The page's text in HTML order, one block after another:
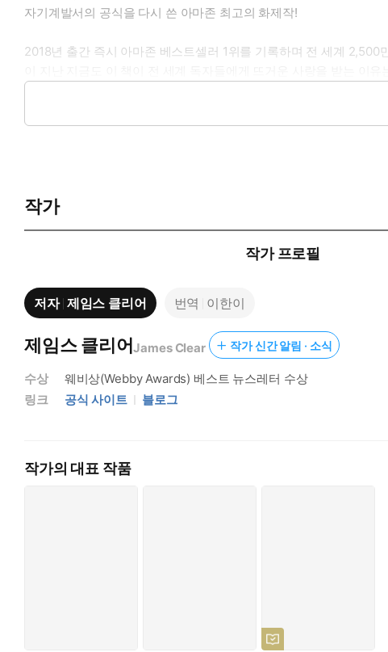
자기계발서의 공식을 다시 쓴 아마존 최고의 화제작!
2018년 출간 즉시 아마존 베스트셀러 1위를 기록하며 전 세계
고교 시절 촉망받는 야구선수였던 저자는 연습 중 동료의 야구 배
심정지가 세 번이나 일어났다. 걸을 수조차 없었던 저자는 절망에
때문이다. 당신의 결심은 여기에 단 한 가지도 해당되지 않는다. 정
하면 빠르고, 효율적이고, 확실하게 변화할 수 있는지 알려준다. 금
작가
작가 프로필
저자 제임스 클리어 번역 이한이
제임스 클리어James Clear 작가 신간 알림 · 소식
수상
웨비상(Webby Awards) 베스트 뉴스레터 수상
링크
공식 사이트 블로그
작가의 대표 작품